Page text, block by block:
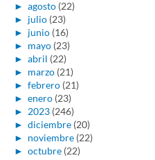
► agosto (22)
► julio (23)
► junio (16)
► mayo (23)
► abril (22)
► marzo (21)
► febrero (21)
► enero (23)
► 2023 (246)
► diciembre (20)
► noviembre (22)
► octubre (22)